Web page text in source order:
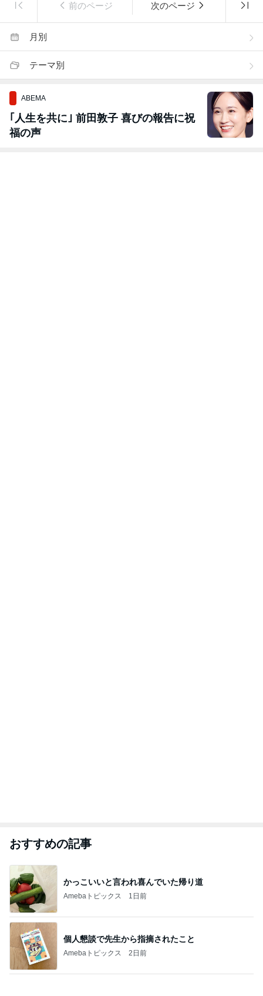
前のページ 次のページ
月別
テーマ別
ABEMA
｢人生を共に｣ 前田敦子 喜びの報告に祝
福の声
おすすめの記事
かっこいいと言われ喜んでいた帰り道
Amebaトピックス 1日前
個人懇談で先生から指摘されたこと
Amebaトピックス 2日前